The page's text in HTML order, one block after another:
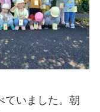
ていました。朝